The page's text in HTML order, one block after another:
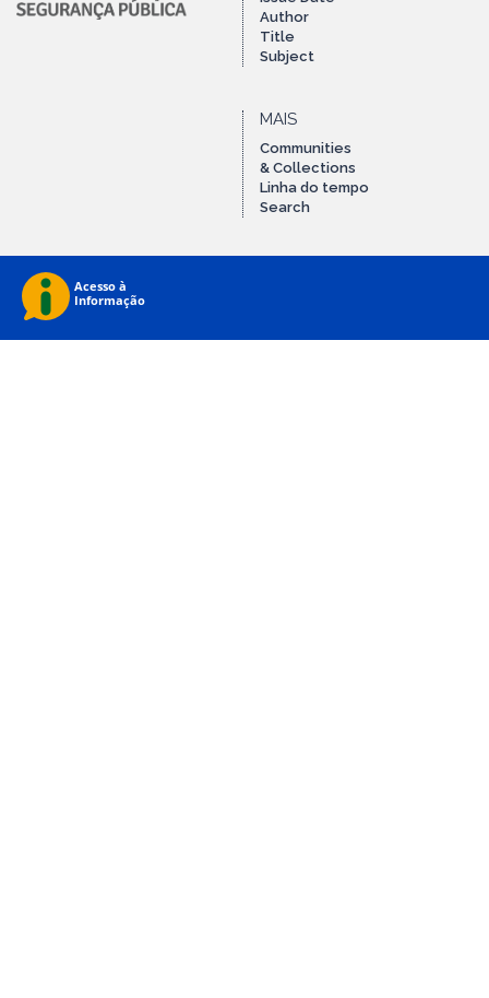
Author
Title
Subject
MAIS
Communities
& Collections
Linha do tempo
Search